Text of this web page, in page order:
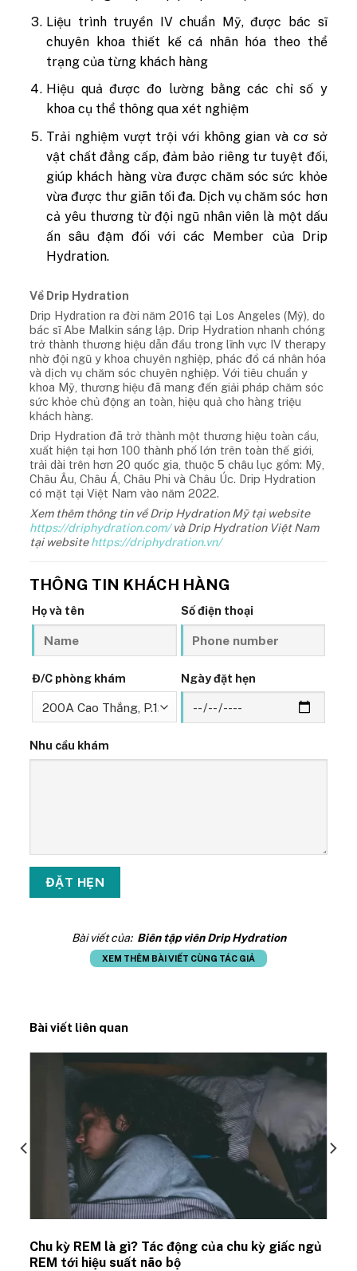
Liệu trình truyền IV chuẩn Mỹ, được bác sĩ
chuyên khoa thiết kế cá nhân hóa theo thể
trạng của từng khách hàng
Hiệu quả được đo lường bằng các chỉ số y
khoa cụ thể thông qua xét nghiệm
Trải nghiệm vượt trội với không gian và cơ sở
vật chất đẳng cấp, đảm bảo riêng tư tuyệt đối,
giúp khách hàng vừa được chăm sóc sức khỏe
vừa được thư giãn tối đa. Dịch vụ chăm sóc hơn
cả yêu thương từ đội ngũ nhân viên là một dấu
ấn sâu đậm đối với các Member của Drip
Hydration.
Về Drip Hydration
Drip Hydration ra đời năm 2016 tại Los Angeles (Mỹ), do
bác sĩ Abe Malkin sáng lập. Drip Hydration nhanh chóng
trở thành thương hiệu dẫn đầu trong lĩnh vực IV therapy
nhờ đội ngũ y khoa chuyên nghiệp, phác đồ cá nhân hóa
và dịch vụ chăm sóc chuyên nghiệp. Với tiêu chuẩn y
khoa Mỹ, thương hiệu đã mang đến giải pháp chăm sóc
sức khỏe chủ động an toàn, hiệu quả cho hàng triệu
khách hàng.
Drip Hydration đã trở thành một thương hiệu toàn cầu,
xuất hiện tại hơn 100 thành phố lớn trên toàn thế giới,
trải dài trên hơn 20 quốc gia, thuộc 5 châu lục gồm: Mỹ,
Châu Âu, Châu Á, Châu Phi và Châu Úc. Drip Hydration
có mặt tại Việt Nam vào năm 2022.
Xem thêm thông tin về Drip Hydration Mỹ tại website
https://driphydration.com/và Drip Hydration Việt Nam
tại websitehttps://driphydration.vn/
THÔNG TIN KHÁCH HÀNG
Họ và tên Số điện thoại
Đ/C phòng khám Ngày đặt hẹn
Nhu cầu khám
Bài viết của: Biên tập viên Drip Hydration
XEM THÊM BÀI VIẾT CÙNG TÁC GIẢ
Bài viết liên quan
Chu kỳ REM là gì? Tác động của chu kỳ giấc ngủ
REM tới hiệu suất não bộ